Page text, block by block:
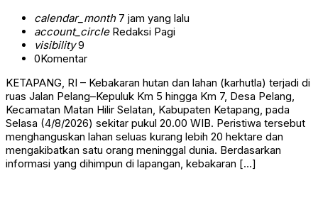
calendar_month7 jam yang lalu
account_circleRedaksi Pagi
visibility9
0Komentar
KETAPANG, RI – Kebakaran hutan dan lahan (karhutla) terjadi di
ruas Jalan Pelang–Kepuluk Km 5 hingga Km 7, Desa Pelang,
Kecamatan Matan Hilir Selatan, Kabupaten Ketapang, pada
Selasa (4/8/2026) sekitar pukul 20.00 WIB. Peristiwa tersebut
menghanguskan lahan seluas kurang lebih 20 hektare dan
mengakibatkan satu orang meninggal dunia. Berdasarkan
informasi yang dihimpun di lapangan, kebakaran […]